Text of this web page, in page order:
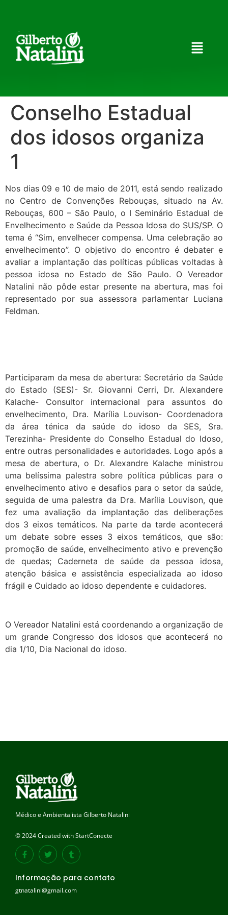
Conselho Estadual
dos idosos organiza
1
Nos dias 09 e 10 de maio de 2011, está sendo realizado
no Centro de Convenções Rebouças, situado na Av.
Rebouças, 600 – São Paulo, o I Seminário Estadual de
Envelhecimento e Saúde da Pessoa Idosa do SUS/SP. O
tema é “Sim, envelhecer compensa. Uma celebração ao
envelhecimento”. O objetivo do encontro é debater e
avaliar a implantação das políticas públicas voltadas à
pessoa idosa no Estado de São Paulo. O Vereador
Natalini não pôde estar presente na abertura, mas foi
representado por sua assessora parlamentar Luciana
Feldman.
Participaram da mesa de abertura: Secretário da Saúde
do Estado (SES)- Sr. Giovanni Cerri, Dr. Alexandere
Kalache- Consultor internacional para assuntos do
envelhecimento, Dra. Marília Louvison- Coordenadora
da área ténica da saúde do idoso da SES, Sra.
Terezinha- Presidente do Conselho Estadual do Idoso,
entre outras personalidades e autoridades. Logo após a
mesa de abertura, o Dr. Alexandre Kalache ministrou
uma belíssima palestra sobre política públicas para o
envelhecimento ativo e desafios para o setor da saúde,
seguida de uma palestra da Dra. Marília Louvison, que
fez uma avaliação da implantação das deliberações
dos 3 eixos temáticos. Na parte da tarde acontecerá
um debate sobre esses 3 eixos temáticos, que são:
promoção de saúde, envelhecimento ativo e prevenção
de quedas; Caderneta de saúde da pessoa idosa,
atenção básica e assistência especializada ao idoso
frágil e Cuidado ao idoso dependente e cuidadores.
O Vereador Natalini está coordenando a organização de
um grande Congresso dos idosos que acontecerá no
dia 1/10, Dia Nacional do idoso.
Médico e Ambientalista Gilberto Natalini
© 2024 Created with StartConecte
Informação para contato
gtnatalini@gmail.com